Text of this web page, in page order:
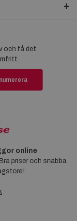
och få det
online
priser och snabba